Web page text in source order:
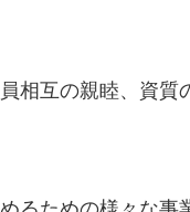
相互の親睦、資